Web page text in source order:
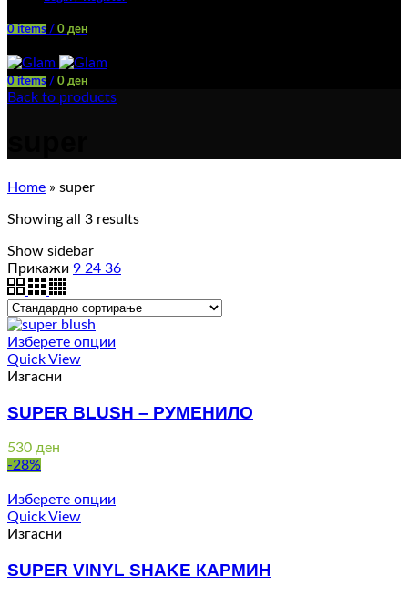
0 items / 0 ден
0 items / 0 ден
Back to products
Home » super
Showing all 3 results
Show sidebar
Прикажи 9 24 36
Изберете опции
Quick View
Изгасни
SUPER BLUSH – РУМЕНИЛО
530 ден
-28%
Изберете опции
Quick View
Изгасни
SUPER VINYL SHAKE КАРМИН